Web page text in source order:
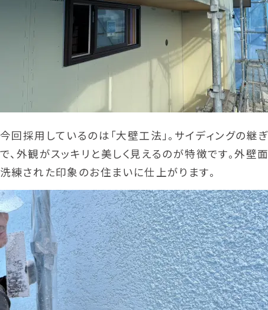
今回採用しているのは「大壁工法」。サイディングの継
で、外観がスッキリと美しく見えるのが特徴です。外壁
洗練された印象のお住まいに仕上がります。